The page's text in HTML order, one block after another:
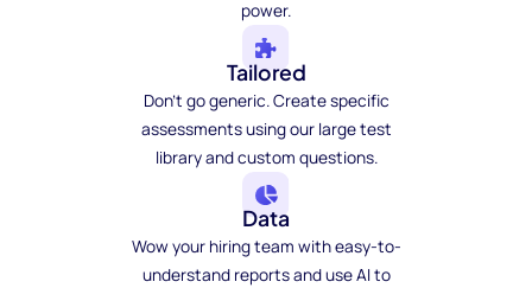
power.
Tailored
Don't go generic. Create specific
assessments using our large test
library and custom questions.
Data
Wow your hiring team with easy-to-
understand reports and use AI to